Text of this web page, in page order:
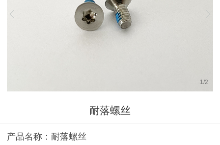
1 /2
耐落螺丝
产品名称：耐落螺丝